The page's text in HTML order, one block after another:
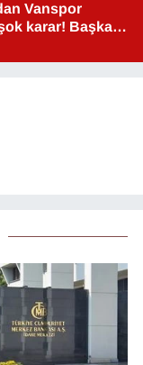
Vanspor
karar! Başkan